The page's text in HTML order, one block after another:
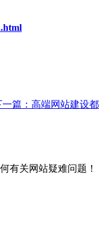
篇： 高端网站建设都
有关网站疑难问题！